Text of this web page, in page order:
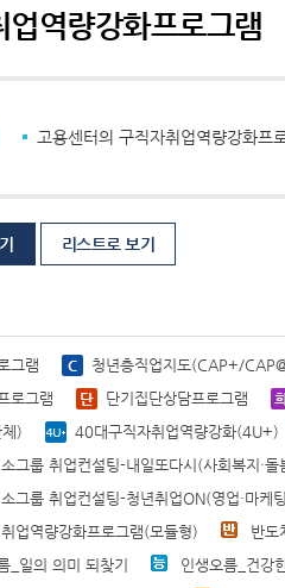
업역량강화프로그램
고용센터의 구직자취업역량강화프
리스트로 보기
그램 청년층직업지도(CAP+/
로그램
단기집단상담프로그램
)
40대구직자취업역량강화(4U+)
그룹 취업컨설팅-내일또다시(사회복지·돌
그룹 취업컨설팅-청년취업ON(영업·마케
업역량강화프로그램(모듈형)
반도
_일의 의미 되찾기
인생오름_건강